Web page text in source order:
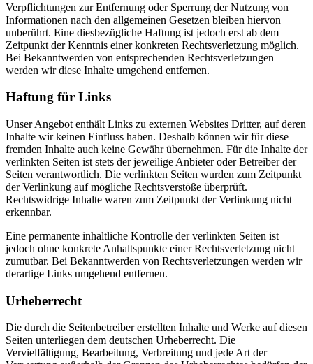
Verpflichtungen zur Entfernung oder Sperrung der Nutzung von
Informationen nach den allgemeinen Gesetzen bleiben hiervon
unberührt. Eine diesbezügliche Haftung ist jedoch erst ab dem
Zeitpunkt der Kenntnis einer konkreten Rechtsverletzung möglich.
Bei Bekanntwerden von entsprechenden Rechtsverletzungen
werden wir diese Inhalte umgehend entfernen.
Haftung für Links
Unser Angebot enthält Links zu externen Websites Dritter, auf deren
Inhalte wir keinen Einfluss haben. Deshalb können wir für diese
fremden Inhalte auch keine Gewähr übernehmen. Für die Inhalte der
verlinkten Seiten ist stets der jeweilige Anbieter oder Betreiber der
Seiten verantwortlich. Die verlinkten Seiten wurden zum Zeitpunkt
der Verlinkung auf mögliche Rechtsverstöße überprüft.
Rechtswidrige Inhalte waren zum Zeitpunkt der Verlinkung nicht
erkennbar.
Eine permanente inhaltliche Kontrolle der verlinkten Seiten ist
jedoch ohne konkrete Anhaltspunkte einer Rechtsverletzung nicht
zumutbar. Bei Bekanntwerden von Rechtsverletzungen werden wir
derartige Links umgehend entfernen.
Urheberrecht
Die durch die Seitenbetreiber erstellten Inhalte und Werke auf diesen
Seiten unterliegen dem deutschen Urheberrecht. Die
Vervielfältigung, Bearbeitung, Verbreitung und jede Art der